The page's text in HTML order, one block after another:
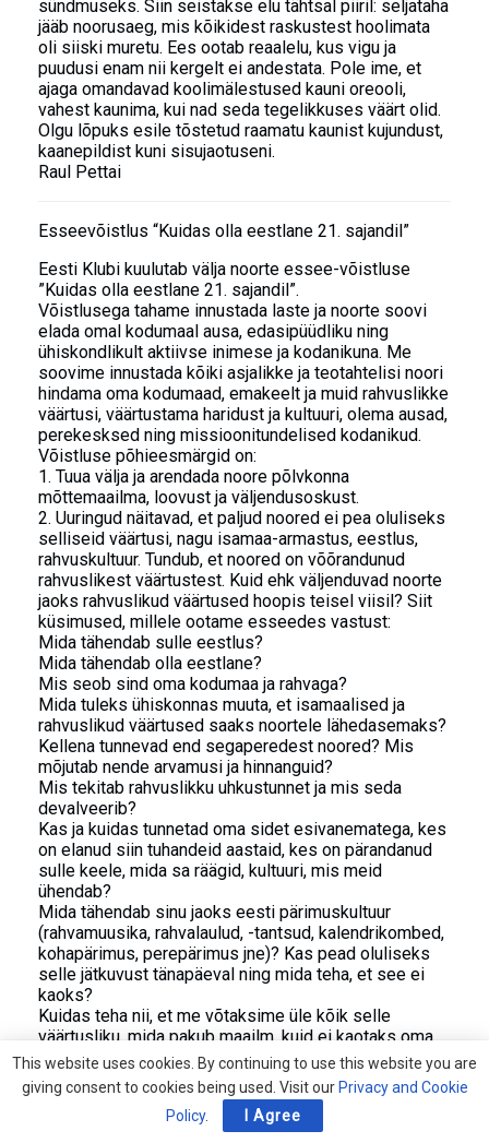
sündmuseks. Siin seistakse elu tähtsal piiril: seljataha
jääb noorusaeg, mis kõikidest raskustest hoolimata
oli siiski muretu. Ees ootab reaalelu, kus vigu ja
puudusi enam nii kergelt ei andestata. Pole ime, et
ajaga omandavad koolimälestused kauni oreooli,
vahest kaunima, kui nad seda tegelikkuses väärt olid.
Olgu lõpuks esile tõstetud raamatu kaunist kujundust,
kaanepildist kuni sisujaotuseni.
Raul Pettai
Esseevõistlus “Kuidas olla eestlane 21. sajandil”
Eesti Klubi kuulutab välja noorte essee-võistluse
”Kuidas olla eestlane 21. sajandil”.
Võistlusega tahame innustada laste ja noorte soovi
elada omal kodumaal ausa, edasipüüdliku ning
ühiskondlikult aktiivse inimese ja kodanikuna. Me
soovime innustada kõiki asjalikke ja teotahtelisi noori
hindama oma kodumaad, emakeelt ja muid rahvuslikke
väärtusi, väärtustama haridust ja kultuuri, olema ausad,
perekesksed ning missioonitundelised kodanikud.
Võistluse põhieesmärgid on:
1. Tuua välja ja arendada noore põlvkonna
mõttemaailma, loovust ja väljendusoskust.
2. Uuringud näitavad, et paljud noored ei pea oluliseks
selliseid väärtusi, nagu isamaa-armastus, eestlus,
rahvuskultuur. Tundub, et noored on võõrandunud
rahvuslikest väärtustest. Kuid ehk väljenduvad noorte
jaoks rahvuslikud väärtused hoopis teisel viisil? Siit
küsimused, millele ootame esseedes vastust:
Mida tähendab sulle eestlus?
Mida tähendab olla eestlane?
Mis seob sind oma kodumaa ja rahvaga?
Mida tuleks ühiskonnas muuta, et isamaalised ja
rahvuslikud väärtused saaks noortele lähedasemaks?
Kellena tunnevad end segaperedest noored? Mis
mõjutab nende arvamusi ja hinnanguid?
Mis tekitab rahvuslikku uhkustunnet ja mis seda
devalveerib?
Kas ja kuidas tunnetad oma sidet esivanematega, kes
on elanud siin tuhandeid aastaid, kes on pärandanud
sulle keele, mida sa räägid, kultuuri, mis meid
ühendab?
Mida tähendab sinu jaoks eesti pärimuskultuur
(rahvamuusika, rahvalaulud, -tantsud, kalendrikombed,
kohapärimus, perepärimus jne)? Kas pead oluliseks
selle jätkuvust tänapäeval ning mida teha, et see ei
kaoks?
Kuidas teha nii, et me võtaksime üle kõik selle
väärtusliku, mida pakub maailm, kuid ei kaotaks oma
eripära? Jääksime eestlasteks ega sulaks kokku
ühtseks halliks maailmakodanike massiks?
Kuidas teha nii, et kõik need, kes tulevad meile külla,
leiaksid siin midagi niisugust, mida ei ole mitte
This website uses cookies. By continuing to use this website you are
giving consent to cookies being used. Visit our Privacy and Cookie
Policy. I Agree